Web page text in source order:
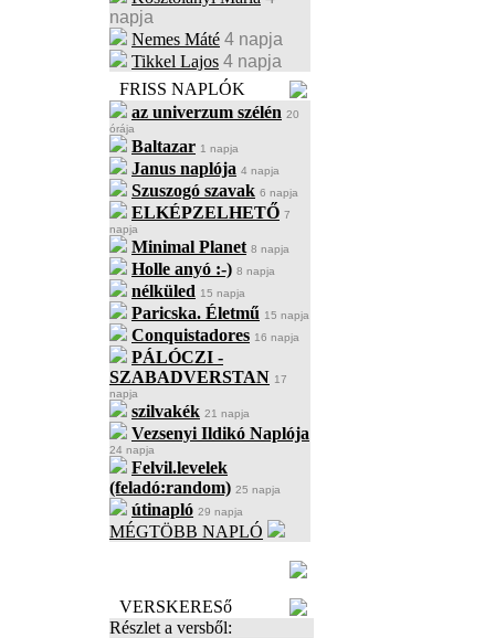
napja
Nemes Máté 4 napja
Tikkel Lajos 4 napja
FRISS NAPLÓK
az univerzum szélén 20
órája
Baltazar 1 napja
Janus naplója 4 napja
Szuszogó szavak 6 napja
ELKÉPZELHETŐ 7
napja
Minimal Planet 8 napja
Holle anyó :-) 8 napja
nélküled 15 napja
Paricska. Életmű 15 napja
Conquistadores 16 napja
PÁLÓCZI -
SZABADVERSTAN 17
napja
szilvakék 21 napja
Vezsenyi Ildikó Naplója
24 napja
Felvil.levelek
(feladó:random) 25 napja
útinapló 29 napja
MÉGTÖBB NAPLÓ
VERSKERESő
Részlet a versből: